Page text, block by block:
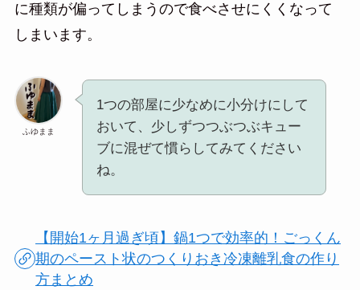
に種類が偏ってしまうので食べさせにくくなって
しまいます。
ふゆまま
1つの部屋に少なめに小分けにして
おいて、少しずつつぶつぶキュー
ブに混ぜて慣らしてみてください
ね。
【開始1ヶ月過ぎ頃】鍋1つで効率的！ごっくん
期のペースト状のつくりおき冷凍離乳食の作り
方まとめ